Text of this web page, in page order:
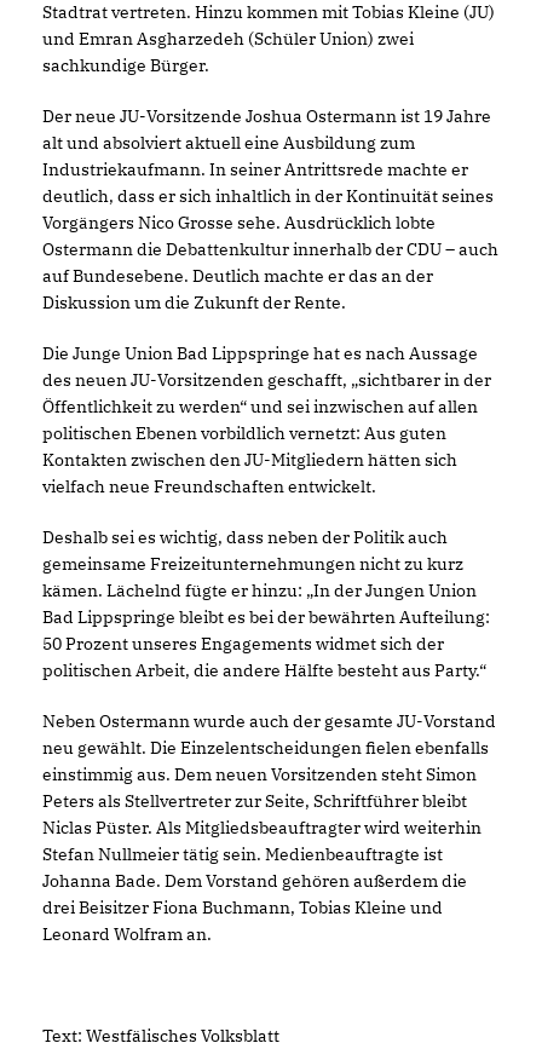
Stadtrat vertreten. Hinzu kommen mit Tobias Kleine (JU)
und Emran Asgharzedeh (Schüler Union) zwei
sachkundige Bürger.
Der neue JU-Vorsitzende Joshua Ostermann ist 19 Jahre
alt und absolviert aktuell eine Ausbildung zum
Industriekaufmann. In seiner Antrittsrede machte er
deutlich, dass er sich inhaltlich in der Kontinuität seines
Vorgängers Nico Grosse sehe. Ausdrücklich lobte
Ostermann die Debattenkultur innerhalb der CDU – auch
auf Bundesebene. Deutlich machte er das an der
Diskussion um die Zukunft der Rente.
Die Junge Union Bad Lippspringe hat es nach Aussage
des neuen JU-Vorsitzenden geschafft, „sichtbarer in der
Öffentlichkeit zu werden“ und sei inzwischen auf allen
politischen Ebenen vorbildlich vernetzt: Aus guten
Kontakten zwischen den JU-Mitgliedern hätten sich
vielfach neue Freundschaften entwickelt.
Deshalb sei es wichtig, dass neben der Politik auch
gemeinsame Freizeitunternehmungen nicht zu kurz
kämen. Lächelnd fügte er hinzu: „In der Jungen Union
Bad Lippspringe bleibt es bei der bewährten Aufteilung:
50 Prozent unseres Engagements widmet sich der
politischen Arbeit, die andere Hälfte besteht aus Party.“
Neben Ostermann wurde auch der gesamte JU-Vorstand
neu gewählt. Die Einzelentscheidungen fielen ebenfalls
einstimmig aus. Dem neuen Vorsitzenden steht Simon
Peters als Stellvertreter zur Seite, Schriftführer bleibt
Niclas Püster. Als Mitgliedsbeauftragter wird weiterhin
Stefan Nullmeier tätig sein. Medienbeauftragte ist
Johanna Bade. Dem Vorstand gehören außerdem die
drei Beisitzer Fiona Buchmann, Tobias Kleine und
Leonard Wolfram an.
Text: Westfälisches Volksblatt